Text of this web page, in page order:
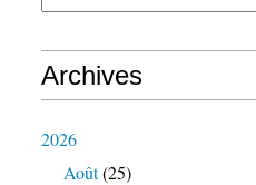
Archives
2026
Août(25)